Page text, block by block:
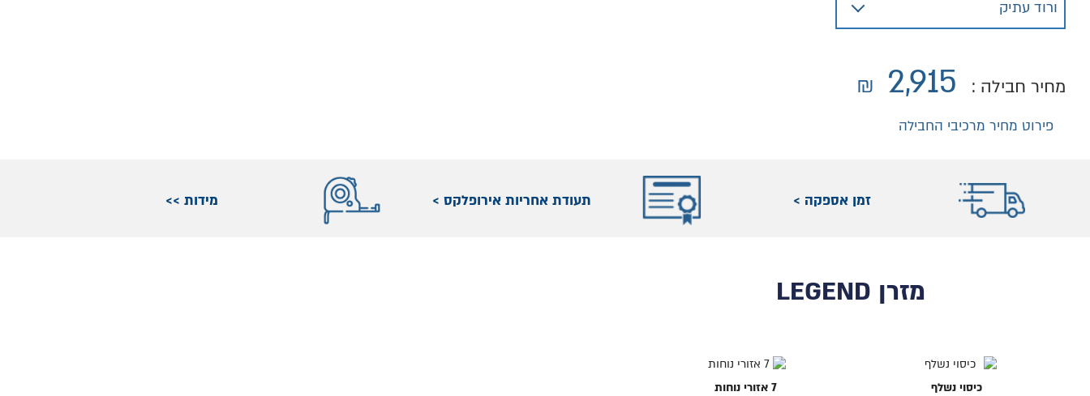
מחיר חבילה : 2,915
₪
פירוט מחיר מרכיבי החבילה
זמן אספקה > תעודת אחריות אירופלקס > מידות >>
מזרן LEGEND
כיסוי נשלף
7 אזורי נוחות